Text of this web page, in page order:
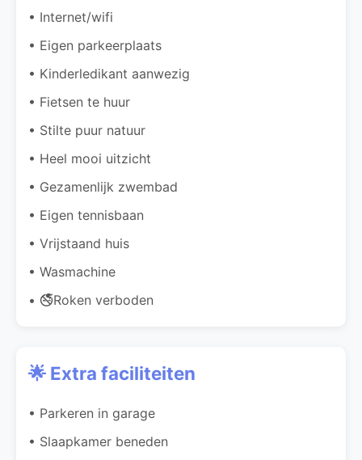
• Internet/wifi
• Eigen parkeerplaats
• Kinderledikant aanwezig
• Fietsen te huur
• Stilte puur natuur
• Heel mooi uitzicht
• Gezamenlijk zwembad
• Eigen tennisbaan
• Vrijstaand huis
• Wasmachine
• 🚭Roken verboden
🌟 Extra faciliteiten
• Parkeren in garage
• Slaapkamer beneden